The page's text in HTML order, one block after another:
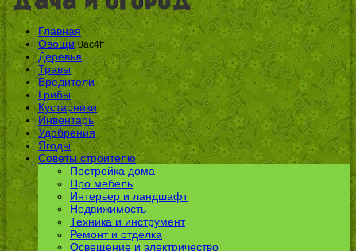
Главная
Овощи 0ac4ff
Деревья
Травы
Вредители
Грибы
Кустарники
Инвентарь
Удобрения
Ягоды
Советы строителю
Постройка дома
Про мебель
Интерьер и ландшафт
Недвижимость
Техника и инструмент
Ремонт и отделка
Освещение и электричество